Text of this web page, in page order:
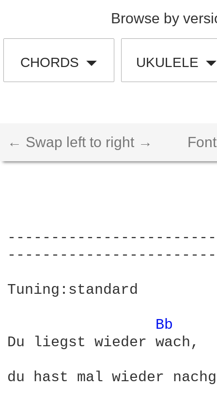
Browse by
CHORDS UKULELE
← Swap left to right →
Tuning:standard
Bb
Du liegst wieder wach,
du hast mal wieder